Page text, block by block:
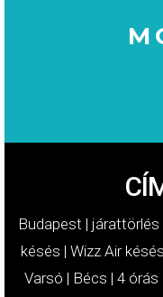
Budapest | járattörlés
késés | Wizz Air késés
Varsó | Bécs | 4 órás